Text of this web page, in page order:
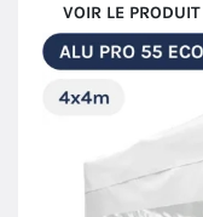
VOIR LE PRODUIT